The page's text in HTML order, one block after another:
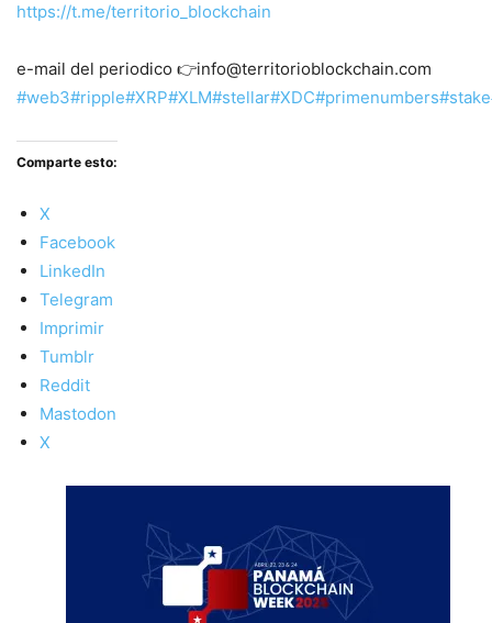
https://t.me/territorio_blockchain
e-mail del periodico 👉info@territorioblockchain.com
#web3#ripple#XRP#XLM#stellar#XDC#primenumbers#stake
Comparte esto:
X
Facebook
LinkedIn
Telegram
Imprimir
Tumblr
Reddit
Mastodon
X